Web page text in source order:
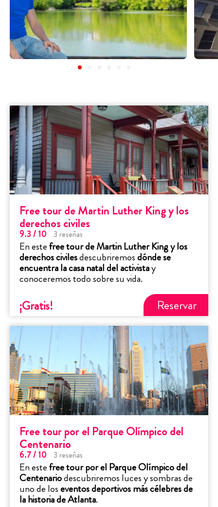
Free tour de Martin Luther King y los
derechos civiles
9.3/ 10 3 reseñas
En estefree tour de Martin Luther King y los
derechos civilesdescubriremosdónde se
encuentra la casa nataldel activistay
conoceremos todo sobre su vida.
¡Gratis! Reservar
Free tour por el Parque Olímpico del
Centenario
6.7/ 10 3 reseñas
En estefree tour por el Parque Olímpico del
Centenariodescubriremos luces y sombras de
uno de loseventos deportivos más célebres de
la historia de Atlanta.